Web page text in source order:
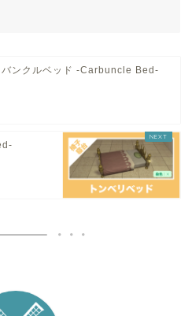
バンクルベッド -Carbuncle Bed-